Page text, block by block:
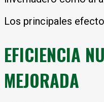
Los principales
EFICIENCIA
MEJORADA